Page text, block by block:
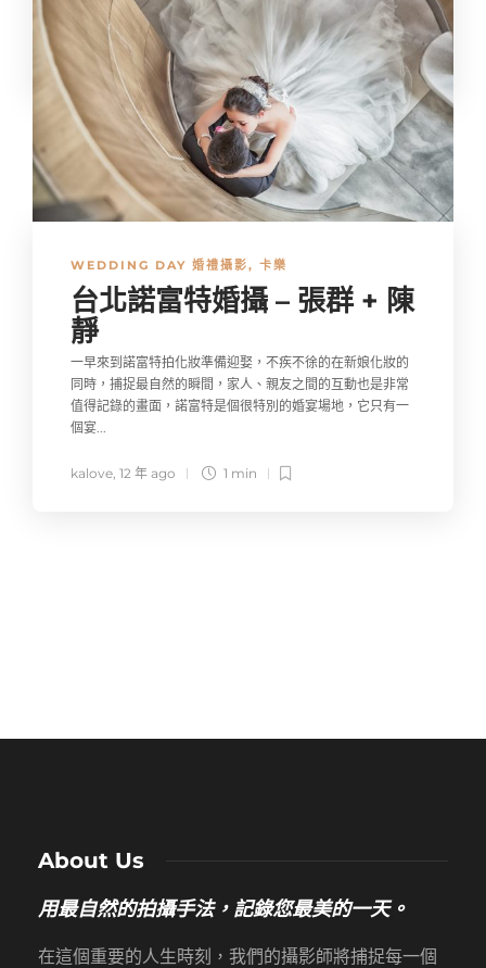
這裡...
kalove, 10 年 ago 1 min
WEDDING DAY 婚禮攝影, 卡樂
台北諾富特婚攝 – 張群 + 陳
靜
一早來到諾富特拍化妝準備迎娶，不疾不徐的在新娘化妝的
同時，捕捉最自然的瞬間，家人、親友之間的互動也是非常
值得記錄的畫面，諾富特是個很特別的婚宴場地，它只有一
個宴...
kalove 12 年 ago 1 min
About Us
用最自然的拍攝手法，記錄您最美的一天。
在這個重要的人生時刻，我們的攝影師將捕捉每一個